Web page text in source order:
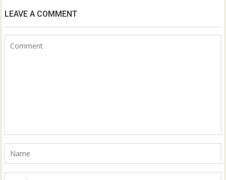
LEAVE A COMMENT